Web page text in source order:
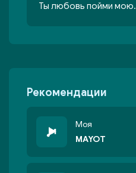
Ты любовь пойми мою.
Рекомендации
Моя
MAYOT